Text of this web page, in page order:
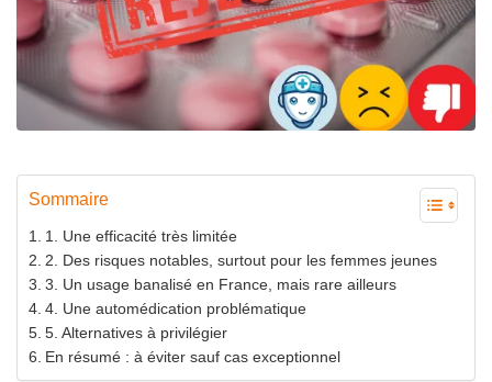
Sommaire
1. Une efficacité très limitée
2. Des risques notables, surtout pour les femmes jeunes
3. Un usage banalisé en France, mais rare ailleurs
4. Une automédication problématique
5. Alternatives à privilégier
En résumé : à éviter sauf cas exceptionnel